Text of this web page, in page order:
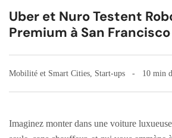
Uber et Nuro Testent
Premium à San Francisco
Mobilité et Smart Cities Start-ups 10 min
Imaginez monter dans une voiture